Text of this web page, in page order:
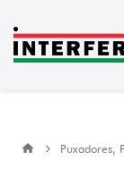
Puxadores,